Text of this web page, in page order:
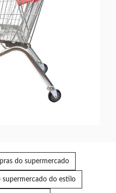
do supermercado
supermercado do estilo